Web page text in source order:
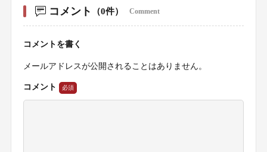
コメント （0件） Comment
コメントを書く
メールアドレスが公開されることはありません。
コメント